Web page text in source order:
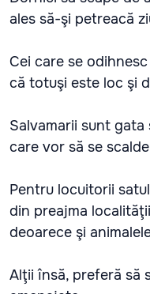
ales să-şi petreacă
Cei care se
că totuşi este loc şi
Salvamarii sunt
care vor să se
Pentru locuitorii
din preajma
deoarece şi
Alţii însă, preferă să